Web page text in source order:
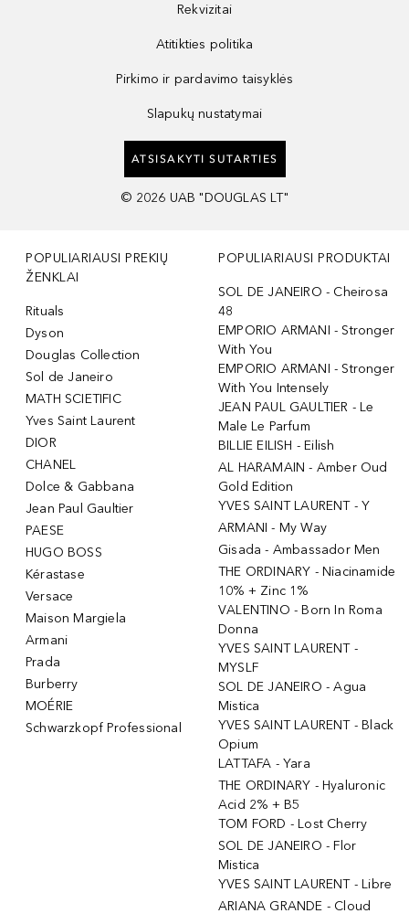
Rekvizitai
Atitikties politika
Pirkimo ir pardavimo taisyklės
Slapukų nustatymai
ATSISAKYTI SUTARTIES
© 2026 UAB "DOUGLAS LT"
POPULIARIAUSI PREKIŲ
ŽENKLAI
Rituals
Dyson
Douglas Collection
Sol de Janeiro
MATH SCIETIFIC
Yves Saint Laurent
DIOR
CHANEL
Dolce & Gabbana
Jean Paul Gaultier
PAESE
HUGO BOSS
Kérastase
Versace
Maison Margiela
Armani
Prada
Burberry
MOÉRIE
Schwarzkopf Professional
POPULIARIAUSI PRODUKTAI
SOL DE JANEIRO - Cheirosa
48
EMPORIO ARMANI - Stronger
With You
EMPORIO ARMANI - Stronger
With You Intensely
JEAN PAUL GAULTIER - Le
Male Le Parfum
BILLIE EILISH - Eilish
AL HARAMAIN - Amber Oud
Gold Edition
YVES SAINT LAURENT - Y
ARMANI - My Way
Gisada - Ambassador Men
THE ORDINARY - Niacinamide
10% + Zinc 1%
VALENTINO - Born In Roma
Donna
YVES SAINT LAURENT -
MYSLF
SOL DE JANEIRO - Agua
Mistica
YVES SAINT LAURENT - Black
Opium
LATTAFA - Yara
THE ORDINARY - Hyaluronic
Acid 2% + B5
TOM FORD - Lost Cherry
SOL DE JANEIRO - Flor
Mistica
YVES SAINT LAURENT - Libre
ARIANA GRANDE - Cloud